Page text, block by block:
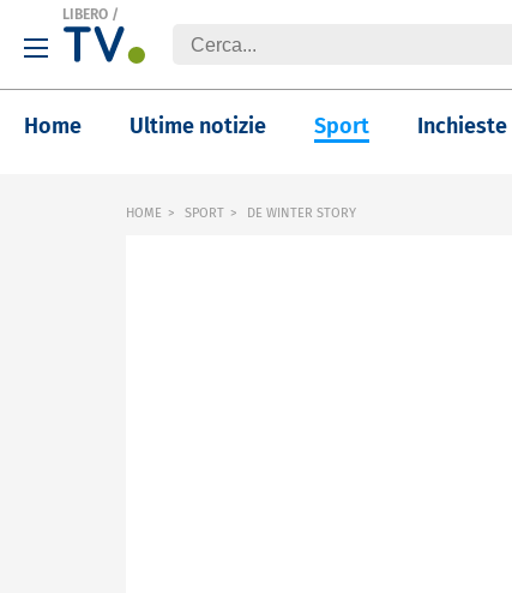
LIBERO /
Home Ultime notizie Sport Inchieste
HOME SPORT DE WINTER STORY